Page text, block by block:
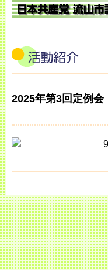
2025年第3回定例